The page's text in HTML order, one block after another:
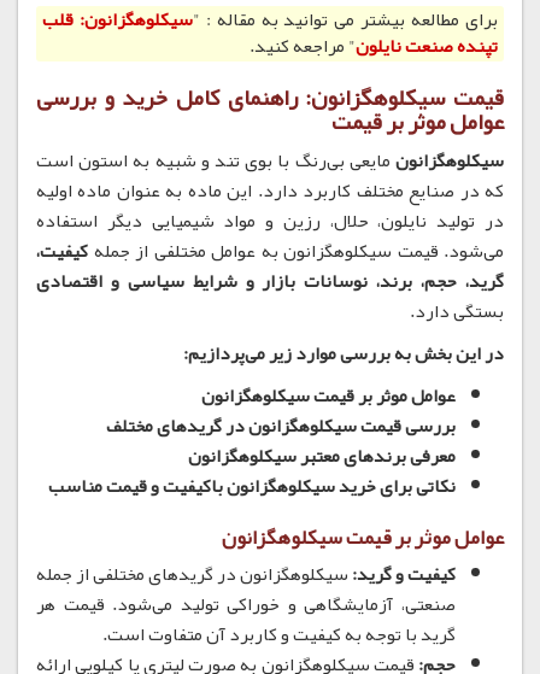
برای مطالعه بیشتر می توانید به مقاله : "سیکلوهگزانون: قلب
تپنده صنعت نایلون" مراجعه کنید.
قیمت سیکلوهگزانون: راهنمای کامل خرید و بررسی
عوامل موثر بر قیمت
سیکلوهگزانونمایعی بی‌رنگ با بوی تند و شبیه به استون است
که در صنایع مختلف کاربرد دارد. این ماده به عنوان ماده اولیه
در تولید نایلون، حلال، رزین و مواد شیمیایی دیگر استفاده
می‌شود. قیمت سیکلوهگزانون به عوامل مختلفی از جملهکیفیت،
گرید، حجم، برند، نوسانات بازار و شرایط سیاسی و اقتصادی
بستگی دارد.
در این بخش به بررسی موارد زیر می‌پردازیم:
عوامل موثر بر قیمت سیکلوهگزانون
بررسی قیمت سیکلوهگزانون در گریدهای مختلف
معرفی برندهای معتبر سیکلوهگزانون
نکاتی برای خرید سیکلوهگزانون باکیفیت و قیمت مناسب
عوامل موثر بر قیمت سیکلوهگزانون
کیفیت و گرید:سیکلوهگزانون در گریدهای مختلفی از جمله
صنعتی، آزمایشگاهی و خوراکی تولید می‌شود. قیمت هر
گرید با توجه به کیفیت و کاربرد آن متفاوت است.
حجم:قیمت سیکلوهگزانون به صورت لیتری یا کیلویی ارائه